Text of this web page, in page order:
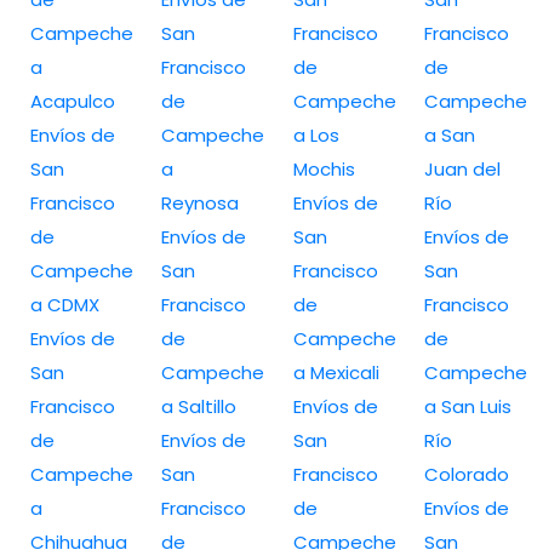
Campeche
a
Acapulco
Envíos de
San
Francisco
de
Campeche
a CDMX
Envíos de
San
Francisco
de
Campeche
a
Chihuahua
San
Francisco
de
Campeche
a
Reynosa
Envíos de
San
Francisco
de
Campeche
a Saltillo
Envíos de
San
Francisco
de
Francisco
de
Campeche
a Los
Mochis
Envíos de
San
Francisco
de
Campeche
a Mexicali
Envíos de
San
Francisco
de
Campeche
Francisco
de
Campeche
a San
Juan del
Río
Envíos de
San
Francisco
de
Campeche
a San Luis
Río
Colorado
Envíos de
San